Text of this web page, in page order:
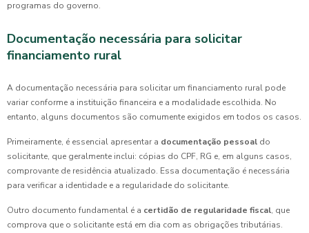
programas do governo.
Documentação necessária para solicitar
financiamento rural
A documentação necessária para solicitar um financiamento rural pode
variar conforme a instituição financeira e a modalidade escolhida. No
entanto, alguns documentos são comumente exigidos em todos os casos.
Primeiramente, é essencial apresentar a documentação pessoal do
solicitante, que geralmente inclui: cópias do CPF, RG e, em alguns casos,
comprovante de residência atualizado. Essa documentação é necessária
para verificar a identidade e a regularidade do solicitante.
Outro documento fundamental é a certidão de regularidade fiscal, que
comprova que o solicitante está em dia com as obrigações tributárias.